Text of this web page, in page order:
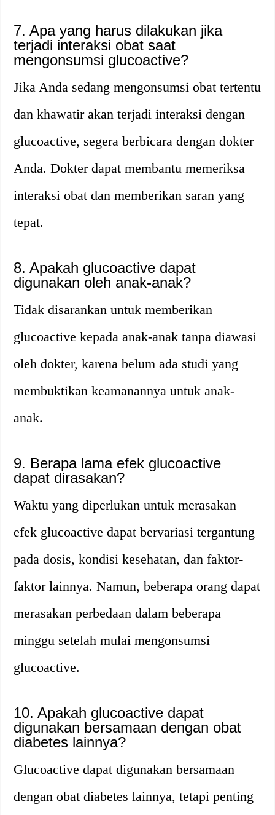
7. Apa yang harus dilakukan jika
terjadi interaksi obat saat
mengonsumsi glucoactive?
Jika Anda sedang mengonsumsi obat tertentu
dan khawatir akan terjadi interaksi dengan
glucoactive, segera berbicara dengan dokter
Anda. Dokter dapat membantu memeriksa
interaksi obat dan memberikan saran yang
tepat.
8. Apakah glucoactive dapat
digunakan oleh anak-anak?
Tidak disarankan untuk memberikan
glucoactive kepada anak-anak tanpa diawasi
oleh dokter, karena belum ada studi yang
membuktikan keamanannya untuk anak-
anak.
9. Berapa lama efek glucoactive
dapat dirasakan?
Waktu yang diperlukan untuk merasakan
efek glucoactive dapat bervariasi tergantung
pada dosis, kondisi kesehatan, dan faktor-
faktor lainnya. Namun, beberapa orang dapat
merasakan perbedaan dalam beberapa
minggu setelah mulai mengonsumsi
glucoactive.
10. Apakah glucoactive dapat
digunakan bersamaan dengan obat
diabetes lainnya?
Glucoactive dapat digunakan bersamaan
dengan obat diabetes lainnya, tetapi penting